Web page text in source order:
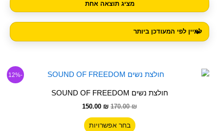
מציג תוצאה אחת
-12%
חולצת נשים SOUND OF FREEDOM
170.00₪
המחיר
היה:
170.00 ₪.
150.00 ₪
המחיר
הוא:
150.00 ₪.
בחר אפשרויות
למוצר
יש
מספר
סוגים.